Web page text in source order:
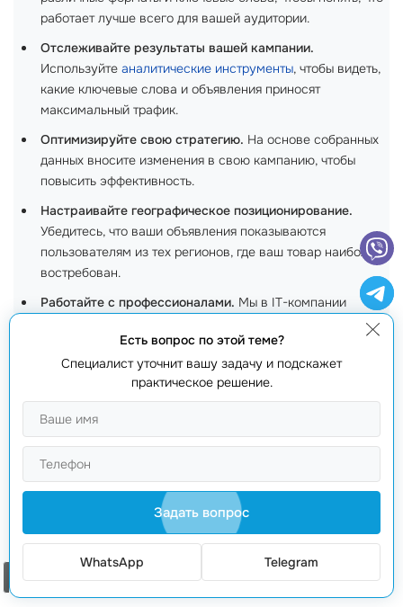
работает лучше всего для вашей аудитории.
Отслеживайте результаты вашей кампании.
Используйте аналитические инструменты, чтобы видеть,
какие ключевые слова и объявления приносят
максимальный трафик.
Оптимизируйте свою стратегию. На основе собранных
данных вносите изменения в свою кампанию, чтобы
повысить эффективность.
Настраивайте географическое позиционирование.
Убедитесь, что ваши объявления показываются
пользователям из тех регионов, где ваш товар наиболее
востребован.
Работайте с профессионалами. Мы в IT-компании
Walmart. Не забудьте обратиться к
нашему менеджеру по работе с клиентами, по телефону
+373 601 066 66.
Заключение
Зная, когда стоит заказать ведение
Walmart, вы найдётепуть к успехуироста продаж.
Используйте возможности, которые открывает этот
инструмент, и не стесняйтесь обращаться за
помощью к профессионалам. Ваш успех — в ваших
Есть вопрос по этой теме?
Специалист уточнит вашу задачу и подскажет
практическое решение.
Задать вопрос
WhatsApp Telegram
Заказать звонок